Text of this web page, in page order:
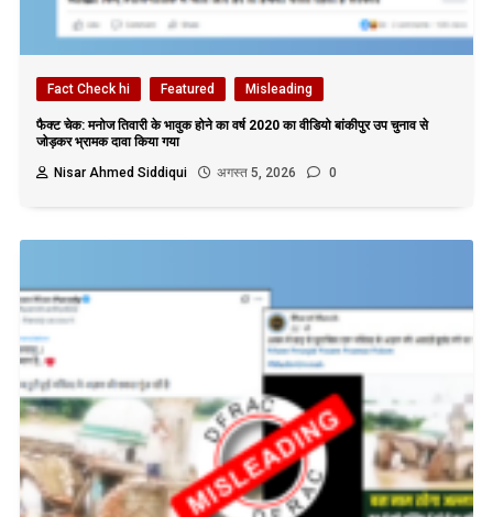
Fact Check hi Featured Misleading
फैक्ट चेक: मनोज तिवारी के भावुक होने का वर्ष 2020 का वीडियो बांकीपुर उप चुनाव से
जोड़कर भ्रामक दावा किया गया
Nisar Ahmed Siddiqui
अगस्त 5, 2026 0